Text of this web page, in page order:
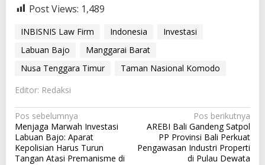
Post Views: 1,489
INBISNIS Law Firm Indonesia
Investasi
Labuan Bajo
Manggarai Barat
Nusa Tenggara Timur
Taman Nasional Komodo
Editor: Redaksi
N
a
v
Pos sebelumnya
Menjaga Marwah Investasi
Labuan Bajo: Aparat
Kepolisian Harus Turun
Tangan Atasi Premanisme di
Pos berikutnya
AREBI Bali Gandeng Satpol
PP Provinsi Bali Perkuat
Pengawasan Industri Properti
di Pulau Dewata